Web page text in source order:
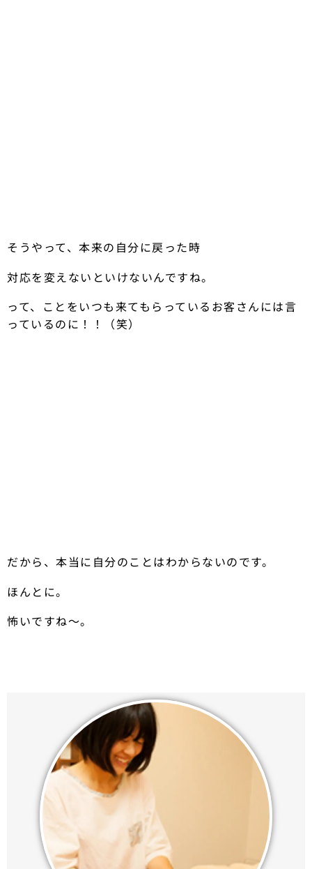
そうやって、本来の自分に戻った時
対応を変えないといけないんですね。
って、ことをいつも来てもらっているお客さんには言
っているのに！！（笑）
だから、本当に自分のことはわからないのです。
ほんとに。
怖いですね〜。